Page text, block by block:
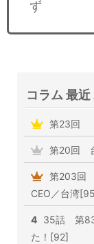
ず
コラム 最
第23回
第20回
第203回
CEO／台湾
4 35話 第83
た！[92]